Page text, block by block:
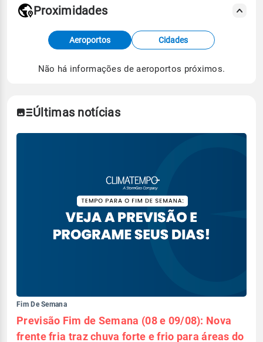
Fonte: dados combinados de estações
meteorológicas e satélite do Centro de Previsão
de Tempo e Estudos Climáticos (CPTEC).
Proximidades
Aeroportos Cidades
Não há informações de aeroportos próximos.
Últimas notícias
Fim De Semana
Previsão Fim de Semana (08 e 09/08): Nova
frente fria traz chuva forte e frio para áreas do